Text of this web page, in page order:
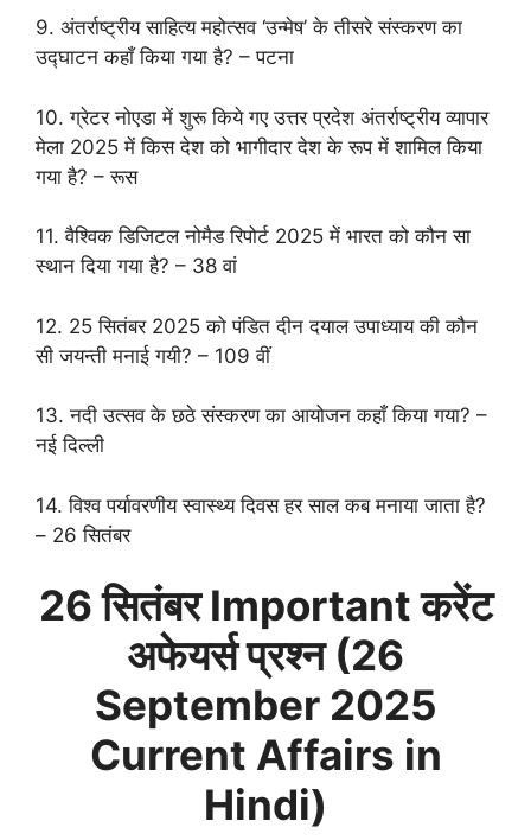
9. अंतर्राष्ट्रीय साहित्य महोत्सव ‘उन्मेष’ के तीसरे संस्करण का
उद्घाटन कहाँ किया गया है? – पटना
10. ग्रेटर नोएडा में शुरू किये गए उत्तर प्रदेश अंतर्राष्ट्रीय व्यापार
मेला 2025 में किस देश को भागीदार देश के रूप में शामिल किया
गया है? – रूस
11. वैश्विक डिजिटल नोमैड रिपोर्ट 2025 में भारत को कौन सा
स्थान दिया गया है? – 38 वां
12. 25 सितंबर 2025 को पंडित दीन दयाल उपाध्याय की कौन
सी जयन्ती मनाई गयी? – 109 वीं
13. नदी उत्सव के छठे संस्करण का आयोजन कहाँ किया गया? –
नई दिल्ली
14. विश्व पर्यावरणीय स्वास्थ्य दिवस हर साल कब मनाया जाता है?
– 26 सितंबर
26 सितंबर Important करेंट
अफेयर्स प्रश्न (26
September2025
Current Affairs in
Hindi)